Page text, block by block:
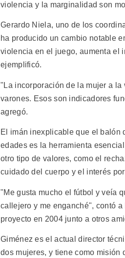
violencia y la marginalidad son
Gerardo Niela, uno de los
ha producido un cambio notable
violencia en el juego, aumenta el
ejemplificó.
"La incorporación de la mujer a
varones. Esos son indicadores
agregó.
El imán inexplicable que el balón
edades es la herramienta
otro tipo de valores, como el
cuidado del cuerpo y el interés
"Me gusta mucho el fútbol y veía
callejero y me enganché", contó
proyecto en 2004 junto a otros
Giménez es el actual director
dos mujeres, y tiene como misión